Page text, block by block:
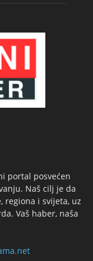
portal posvećen
Naš cilj je da
regiona i svijeta, uz
Vaš haber, naša